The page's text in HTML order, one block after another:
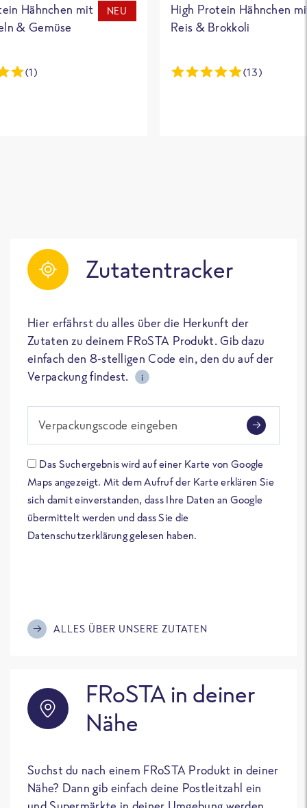
Hähnchen mit
& Gemüse
NEU
(1)
High Protein Hähnchen
Reis & Brokkoli
(13)
Zutatentracker
Hier erfährst du alles über die Herkunft der
Zutaten zu deinem FRoSTA Produkt. Gib dazu
einfach den 8-stelligen Code ein, den du auf der
Verpackung findest.
i
Verpackungscode eingeben
Das Suchergebnis wird auf einer Karte von Google
Maps angezeigt. Mit dem Aufruf der Karte erklären Sie
sich damit einverstanden, dass Ihre Daten an Google
übermittelt werden und dass Sie die
Datenschutzerklärung gelesen haben.
ALLES ÜBER UNSERE ZUTATEN
FRoSTA in deiner
Nähe
Suchst du nach einem FRoSTA Produkt in deiner
Nähe? Dann gib einfach deine Postleitzahl ein